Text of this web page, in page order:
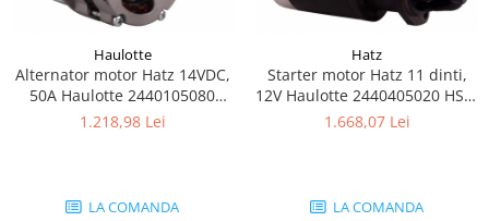
Turbosuflanta
Diverse piese motor
Furtune si conducte
Vibrochen - ax came - arbore cotit
Piese Nifty Lift
Piese Grove
Piese Atlas Copco
Haulotte
Alternator motor Hatz 14VDC,
50A Haulotte 2440105080
HAL-14V50
1.218,98 Lei
LA COMANDA
Hatz
Starter motor Hatz 11 dinti,
12V Haulotte 2440405020 HST-
11T12V
1.668,07 Lei
LA COMANDA